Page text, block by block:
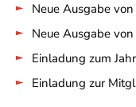
Neue Ausgabe
Neue Ausgabe
Einladung zum
Einladung zur